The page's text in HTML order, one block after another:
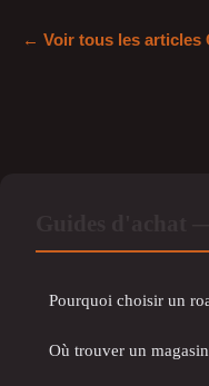
← Voir tous les articles
Pourquoi choisir un
Où trouver un